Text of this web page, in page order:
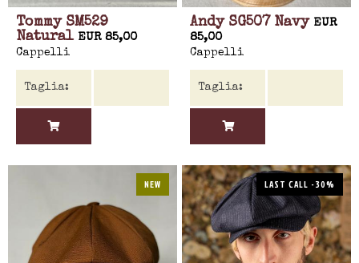
Tommy SM529
Natural EUR 85,00
Cappelli
Andy SG507 Navy EUR
85,00
Cappelli
NEW LAST CALL -30%